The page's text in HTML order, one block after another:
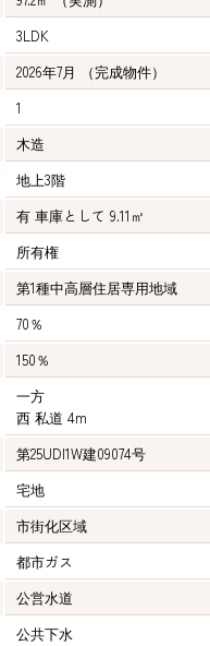
3LDK
2026年7月 （完成物件）
1
木造
地上3階
有 車庫として 9.11㎡
所有権
第1種中高層住居専用地域
70％
150％
一方
西 私道 4m
第25UDI1W建09074号
宅地
市街化区域
都市ガス
公営水道
公共下水